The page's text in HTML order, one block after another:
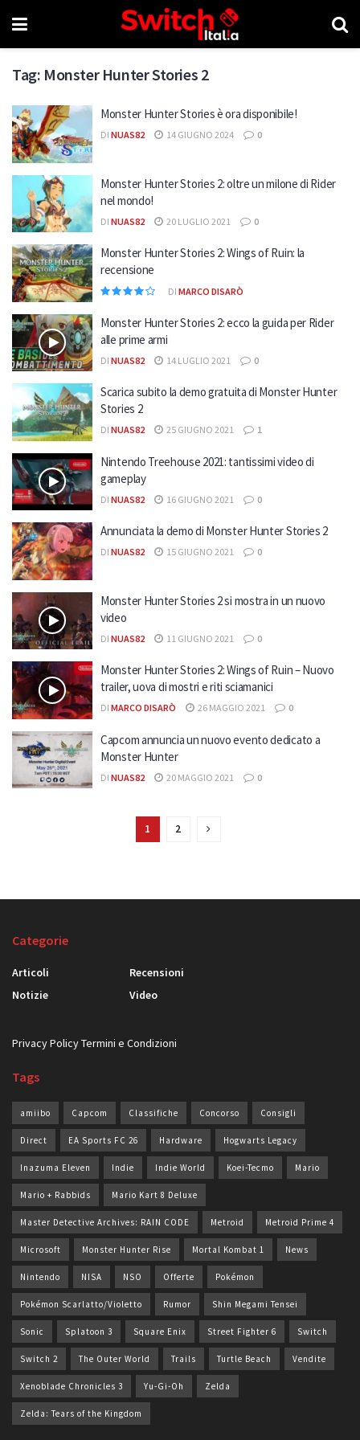
Tag: Monster Hunter Stories 2
Monster Hunter Stories è ora disponibile!
DI NUAS82 14 GIUGNO 2024 0
Monster Hunter Stories 2: oltre un milone di Rider
nel mondo!
DI NUAS82 20 LUGLIO 2021 0
Monster Hunter Stories 2: Wings of Ruin: la
recensione
DI MARCO DISARÒ
Monster Hunter Stories 2: ecco la guida per Rider
alle prime armi
DI NUAS82 14 LUGLIO 2021 0
Scarica subito la demo gratuita di Monster Hunter
Stories 2
DI NUAS82 25 GIUGNO 2021 1
Nintendo Treehouse 2021: tantissimi video di
gameplay
DI NUAS82 16 GIUGNO 2021 0
Annunciata la demo di Monster Hunter Stories 2
DI NUAS82 15 GIUGNO 2021 0
Monster Hunter Stories 2 si mostra in un nuovo
video
DI NUAS82 11 GIUGNO 2021 0
Monster Hunter Stories 2: Wings of Ruin – Nuovo
trailer, uova di mostri e riti sciamanici
DI MARCO DISARÒ 26 MAGGIO 2021 0
Capcom annuncia un nuovo evento dedicato a
Monster Hunter
DI NUAS82 20 MAGGIO 2021 0
1 2
Categorie
Articoli
Notizie
Recensioni
Video
Privacy PolicyTermini e Condizioni
Tags
amiibo Capcom Classifiche Concorso Consigli
Direct EA Sports FC 26 Hardware Hogwarts Legacy
Inazuma Eleven Indie Indie World Koei-Tecmo Mario
Mario + Rabbids Mario Kart 8 Deluxe
Master Detective Archives: RAIN CODE Metroid Metroid Prime 4
Microsoft Monster Hunter Rise Mortal Kombat 1 News
Nintendo NISA NSO Offerte Pokémon
Pokémon Scarlatto/Violetto Rumor Shin Megami Tensei
Sonic Splatoon 3 Square Enix Street Fighter 6 Switch
Switch 2 The Outer World Trails Turtle Beach Vendite
Xenoblade Chronicles 3 Yu-Gi-Oh Zelda
Zelda: Tears of the Kingdom